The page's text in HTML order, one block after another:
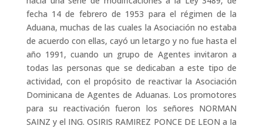
fecha 14 de febrero de 1953 para el régimen de la
Aduana, muchas de las cuales la Asociación no estaba
de acuerdo con ellas, cayó un letargo y no fue hasta el
año 1991, cuando un grupo de Agentes invitaron a
todas las personas que se dedicaban a este tipo de
actividad, con el propósito de reactivar la Asociación
Dominicana de Agentes de Aduanas. Los promotores
para su reactivación fueron los señores NORMAN
SAINZ y el ING. OSIRIS RAMIREZ PONCE DE LEON a Ia